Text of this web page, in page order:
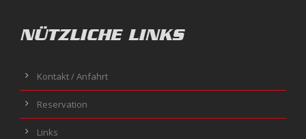
NÜTZLICHE LINKS
Kontakt / Anfahrt
Reservation
Links